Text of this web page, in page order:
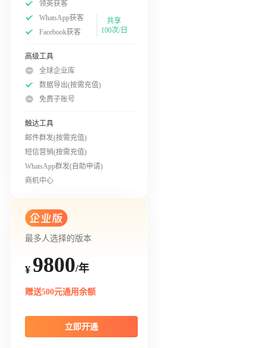
领英获客
WhatsApp获客
Facebook获客
共享
100次/日
高级工具
全球企业库
数据导出(按需充值)
免费子账号
触达工具
邮件群发(按需充值)
短信营销(按需充值)
WhatsApp群发(自助申请)
商机中心
最多人选择的版本
¥ 9800/年
赠送500元通用余额
立即开通